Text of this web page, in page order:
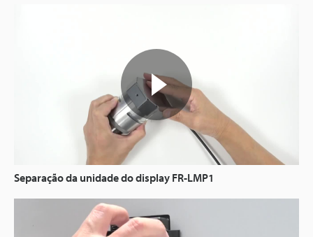
Separação da unidade do display FR-LMP1